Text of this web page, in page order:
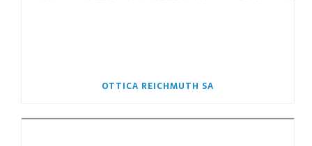
OTTICA REICHMUTH SA